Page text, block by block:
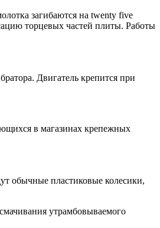
загибаются на twenty five
торцевых частей плиты. Работы
Двигатель крепится при
в магазинах крепежных
обычные пластиковые колесики,
утрамбовываемого